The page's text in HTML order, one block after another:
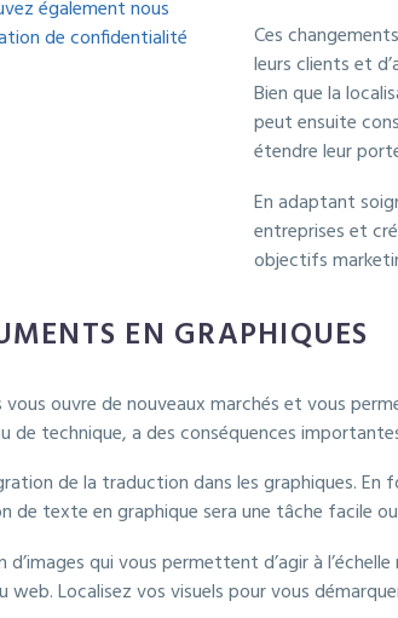
également nous
de confidentialité
Ces
leurs clients et
Bien que la
peut ensuite
étendre leur
En adaptant
entreprises et
objectifs
EN GRAPHIQUES
ouvre de nouveaux marchés et vous
de technique, a des conséquences
de la traduction dans les graphiques. En
texte en graphique sera une tâche facile
qui vous permettent d’agir à
Localisez vos visuels pour vous